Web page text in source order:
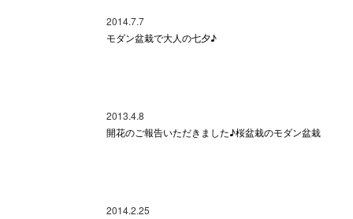
2014.7.7
モダン盆栽で大人の七夕♪
2013.4.8
開花のご報告いただきました♪桜盆栽のモダン盆栽
2014.2.25